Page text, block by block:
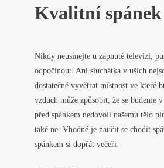
Kvalitní
Nikdy neusínejte u zapnuté televizi,
odpočinout. Ani sluchátka v uších
dostatečně vyvětrat místnost ve které
vzduch může způsobit, že se
před spánkem nedovolí našemu tělo
také ne. Vhodné je naučit se chodit
spánkem si dopřát večeři.